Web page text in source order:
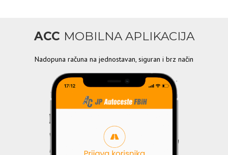
ACC MOBILNA APLIKACIJA
Nadopuna računa na jednostavan, siguran i brz način